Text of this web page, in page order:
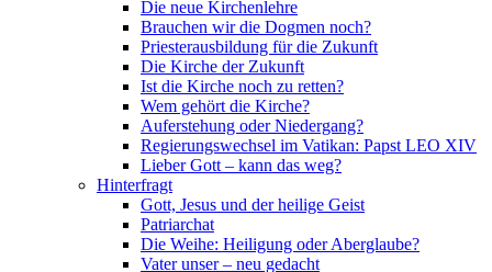
Die neue Kirchenlehre
Brauchen wir die Dogmen noch?
Priesterausbildung für die Zukunft
Die Kirche der Zukunft
Ist die Kirche noch zu retten?
Wem gehört die Kirche?
Auferstehung oder Niedergang?
Regierungswechsel im Vatikan: Papst LEO XIV
Lieber Gott – kann das weg?
Hinterfragt
Gott, Jesus und der heilige Geist
Patriarchat
Die Weihe: Heiligung oder Aberglaube?
Vater unser – neu gedacht